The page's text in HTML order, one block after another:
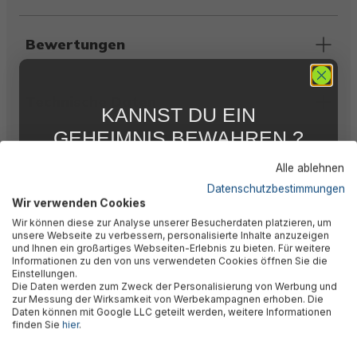
Bewertungen
Warnhinweise
Herstellerinformation
Alle ablehnen
Datenschutzbestimmungen
Wir verwenden Cookies
Wir können diese zur Analyse unserer Besucherdaten platzieren, um
unsere Webseite zu verbessern, personalisierte Inhalte anzuzeigen
und Ihnen ein großartiges Webseiten-Erlebnis zu bieten. Für weitere
Informationen zu den von uns verwendeten Cookies öffnen Sie die
Einstellungen.
Die Daten werden zum Zweck der Personalisierung von Werbung und
zur Messung der Wirksamkeit von Werbekampagnen erhoben. Die
Daten können mit Google LLC geteilt werden, weitere Informationen
finden Sie hier.
KANNST DU EIN
GEHEIMNIS BEWAHREN ?
FÜR DICH
Abonniere jetzt unseren kostenlosen
Newsletter, verpasse keine Neuigkeiten und
Aktionen mehr und sichere Dir 5 %
Willkommensrabatt auf nicht reduzierte Ware
bei Deiner ersten Bestellung !*
Email